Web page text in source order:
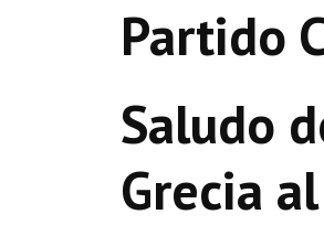
Partido
Saludo
Grecia